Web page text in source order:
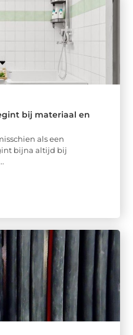
bij materiaal en
als een
bijna altijd bij